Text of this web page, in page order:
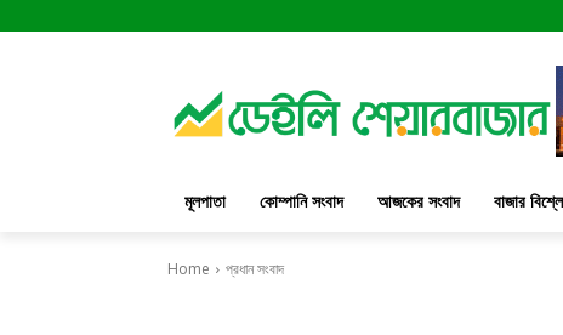
মূলপাতা কোম্পানি সংবাদ আজকের সংবাদ বাজার
Home প্রধান সংবাদ